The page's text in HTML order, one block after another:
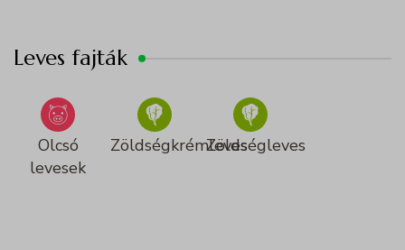
Leves fajták
Olcsó
levesek
ZöldségkrémlevesZöldségleves